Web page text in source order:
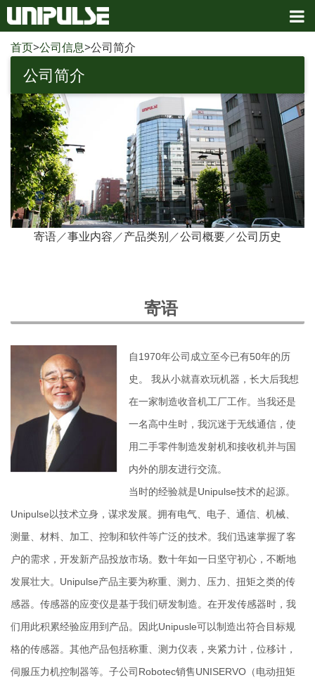
首页>公司信息>公司简介
公司简介
寄语 ／事业内容 ／产品类别 ／公司概要 ／公司历史
寄语
自1970年公司成立至今已有50年的历
史。 我从小就喜欢玩机器，长大后我想
在一家制造收音机工厂工作。当我还是
一名高中生时，我沉迷于无线通信，使
用二手零件制造发射机和接收机并与国
内外的朋友进行交流。
当时的经验就是Unipulse技术的起源。
Unipulse以技术立身，谋求发展。拥有电气、电子、通信、机械、
测量、材料、加工、控制和软件等广泛的技术。我们迅速掌握了客
户的需求，开发新产品投放市场。数十年如一日坚守初心，不断地
发展壮大。Unipulse产品主要为称重、测力、压力、扭矩之类的传
感器。传感器的应变仪是基于我们研发制造。在开发传感器时，我
们用此积累经验应用到产品。因此Unipusle可以制造出符合目标规
格的传感器。其他产品包括称重、测力仪表，夹紧力计，位移计，
伺服压力机控制器等。子公司Robotec销售UNISERVO（电动扭矩